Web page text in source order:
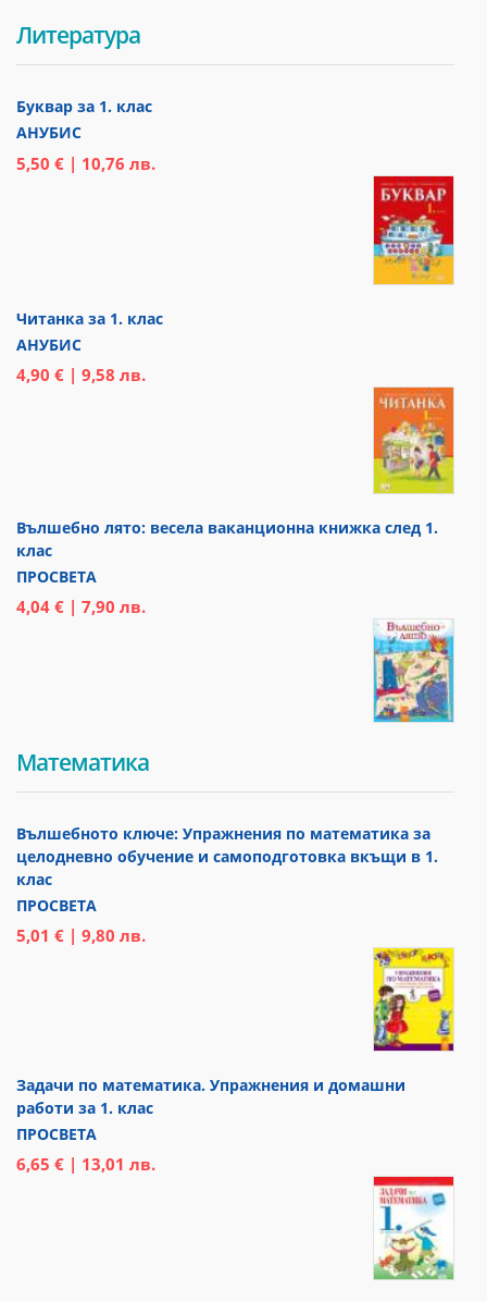
Литература
Буквар за 1. клас
АНУБИС
5,50 € | 10,76 лв.
Читанка за 1. клас
АНУБИС
4,90 € | 9,58 лв.
Вълшебно лято: весела ваканционна книжка след 1.
клас
ПРОСВЕТА
4,04 € | 7,90 лв.
Математика
Вълшебното ключе: Упражнения по математика за
целодневно обучение и самоподготовка вкъщи в 1.
клас
ПРОСВЕТА
5,01 € | 9,80 лв.
Задачи по математика. Упражнения и домашни
работи за 1. клас
ПРОСВЕТА
6,65 € | 13,01 лв.